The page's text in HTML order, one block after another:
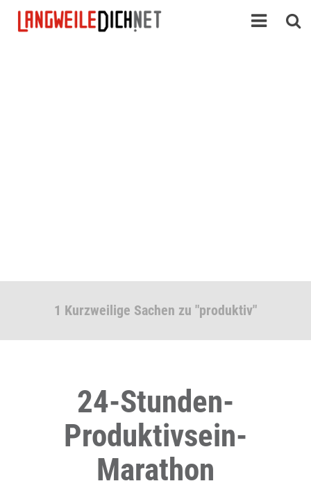
1 Kurzweilige Sachen zu "produktiv"
24-Stunden-
Produktivsein-
Marathon